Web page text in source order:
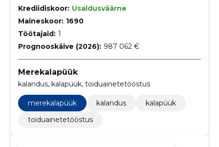
Krediidiskoor: Usaldusväärne
Maineskoor: 1690
Töötajaid: 1
Prognooskäive (2026): 987 062 €
Merekalapüük
kalandus, kalapüük, toiduainetetööstus
merekalapüük kalandus
kalapüük
toiduainetetööstus